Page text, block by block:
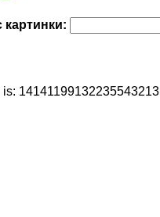
картинки:
is: 14141199132235543213